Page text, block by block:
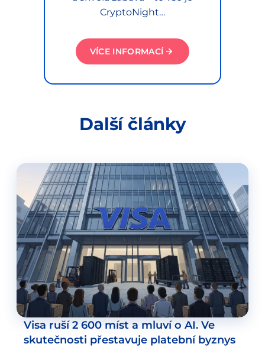
CryptoNight…
VÍCE INFORMACÍ
Další články
Visa ruší 2 600 míst a mluví o AI. Ve
skutečnosti přestavuje platební byznys